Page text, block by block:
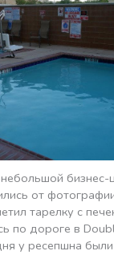
бизнес-
от
тарелку с
по дороге в
у ресепшна